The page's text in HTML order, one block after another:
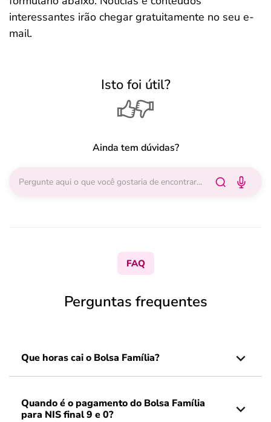
interessantes irão chegar gratuitamente no seu e-
mail.
Isto foi útil?
Ainda tem dúvidas?
FAQ
Perguntas frequentes
Que horas cai o Bolsa Família?
Quando é o pagamento do Bolsa Família
para NIS final 9 e 0?